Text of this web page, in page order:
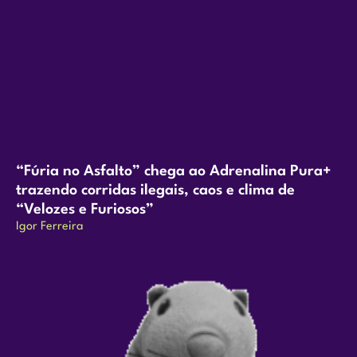
“Fúria no Asfalto” chega ao Adrenalina Pura+
trazendo corridas ilegais, caos e clima de
“Velozes e Furiosos”
Igor Ferreira